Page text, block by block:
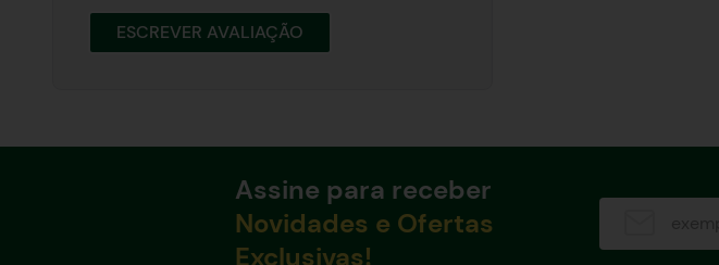
ESCREVER AVALIAÇÃO
Assine para receber
Novidades e Ofertas
Exclusivas!